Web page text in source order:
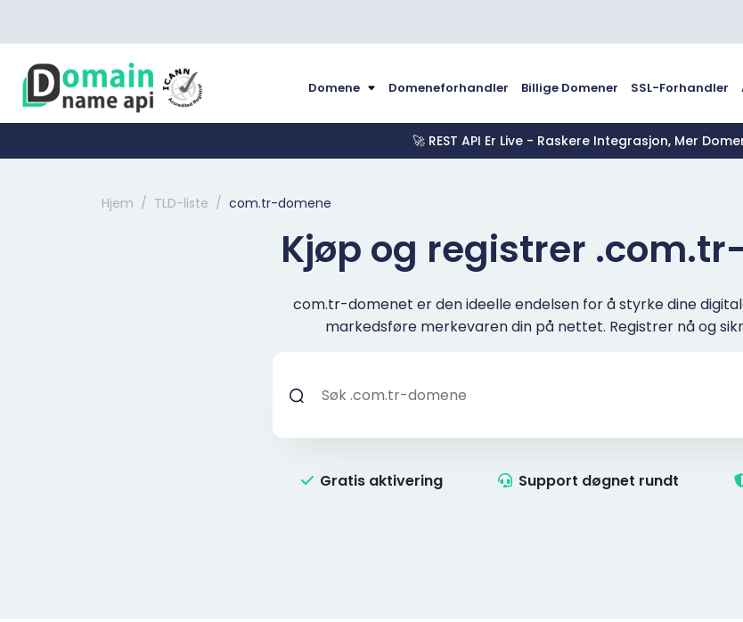
Domene Domeneforhandler Billige Domener SSL-Forhandler
🚀 REST API Er Live - Raskere Integrasjon, Mer
Hjem TLD-liste com.tr-domene
Kjøp og registrer
com.tr-domenet er den ideelle endelsen for å styrke dine
markedsføre merkevaren din på nettet. Registrer nå og
Gratis aktivering Support døgnet rundt